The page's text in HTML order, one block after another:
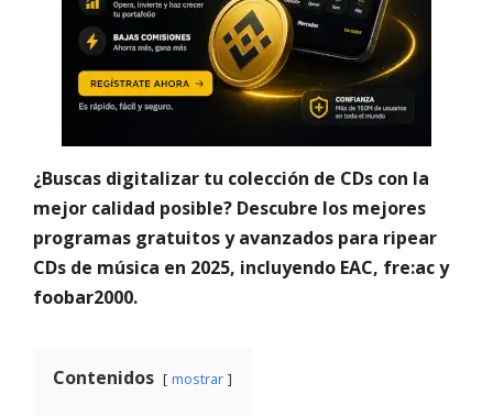
¿Buscas digitalizar tu colección de CDs con la
mejor calidad posible? Descubre los mejores
programas gratuitos y avanzados para ripear
CDs de música en 2025, incluyendo EAC, fre:ac y
foobar2000.
Contenidos mostrar